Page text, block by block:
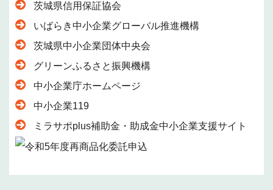
茨城県信用保証協会
いばらき中小企業グローバル推進機構
茨城県中小企業団体中央会
グリーンふるさと振興機構
中小企業庁ホームページ
中小企業119
ミラサポplus補助金・助成金中小企業支援サイト